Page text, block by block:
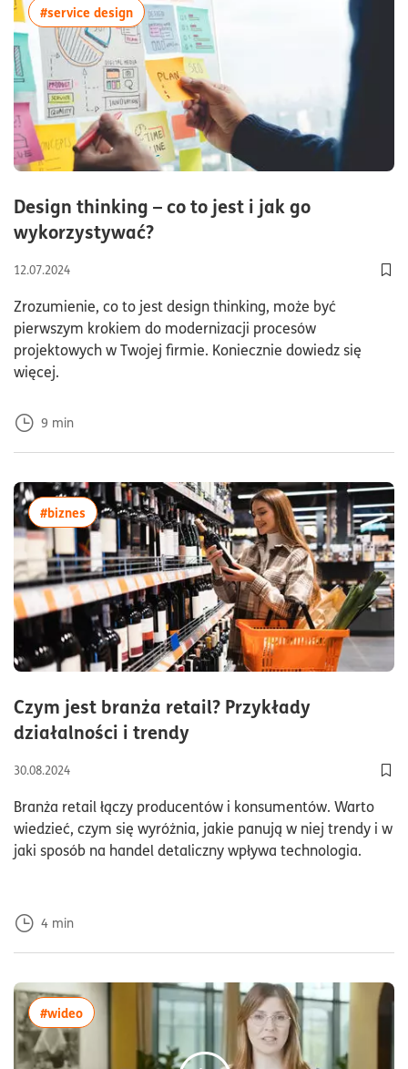
Design thinking – co to jest i jak go
wykorzystywać?czas czytania9minuty
12.07.2024
Zrozumienie, co to jest design thinking, może być
pierwszym krokiem do modernizacji procesów
projektowych w Twojej firmie. Koniecznie dowiedz się
więcej.
9 min
#service designwięcej artykułów z tagiem:#service design
Czym jest branża retail? Przykłady
działalności i trendyczas czytania4minuty
30.08.2024
Branża retail łączy producentów i konsumentów. Warto
wiedzieć, czym się wyróżnia, jakie panują w niej trendy i w
jaki sposób na handel detaliczny wpływa technologia.
4 min
#bizneswięcej artykułów z tagiem:#biznes
#wideowięcej artykułów z tagiem:#wideo